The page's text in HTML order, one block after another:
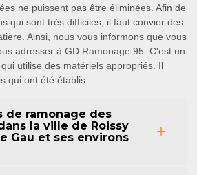
ne puissent pas être éliminées. Afin de
qui sont très difficiles, il faut convier des
Ainsi, nous vous informons que vous
adresser à GD Ramonage 95. C'est un
utilise des matériels appropriés. Il
qui ont été établis.
de ramonage des
la ville de Roissy
Gau et ses environs